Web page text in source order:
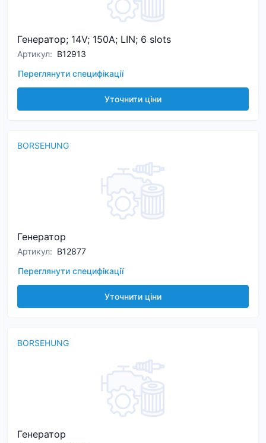
Генератор; 14V; 150A; LIN; 6 slots
Артикул: B12913
Переглянути специфікації
Уточнити ціни
BORSEHUNG
Генератор
Артикул: B12877
Переглянути специфікації
Уточнити ціни
BORSEHUNG
Генератор